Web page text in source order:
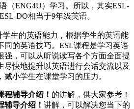
（ENG4U）学习。所以，其实ESL-
DO相当于9年级英语。
生的英语能力，根据学生的英语能
同的英语技巧。ESL课程是学习英语
强，可以从听说读写各个方面全面提
尽快地提升以英语进行会话交流以及
小学生在课堂学习的压力。
程辅导介绍！ 的讲解，供大家参考！
辅导介绍！ 讲解，可以解决您当下的